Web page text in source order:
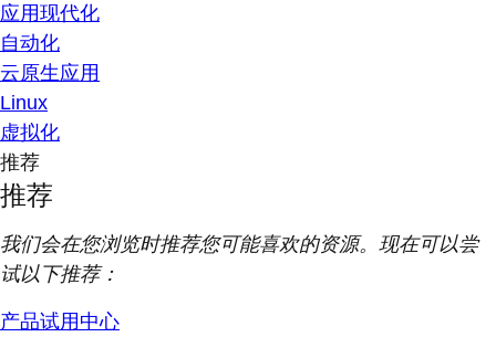
应用现代化
自动化
云原生应用
Linux
虚拟化
推荐
推荐
我们会在您浏览时推荐您可能喜欢的资源。现在可以尝
试以下推荐：
产品试用中心